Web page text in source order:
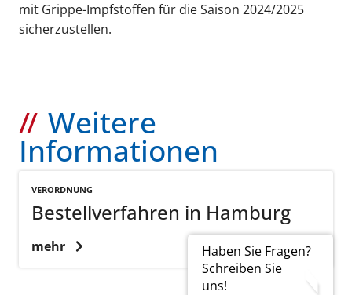
Haben Sie Fragen?
Schreiben Sie
uns!
mit Grippe-Impfstoffen für die Saison 2024/2025
sicherzustellen.
Weitere
Informationen
VERORDNUNG
Bestellverfahren in Hamburg
mehr